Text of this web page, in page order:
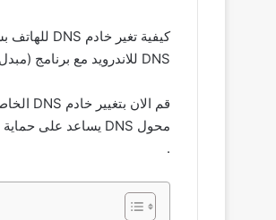
DNS للاندرويد مع برنامج (مبدل DNS – Trust DNS – سريع وآمن) وسوف اقول بعض المعلومات عنه وبعض المميزات .
.